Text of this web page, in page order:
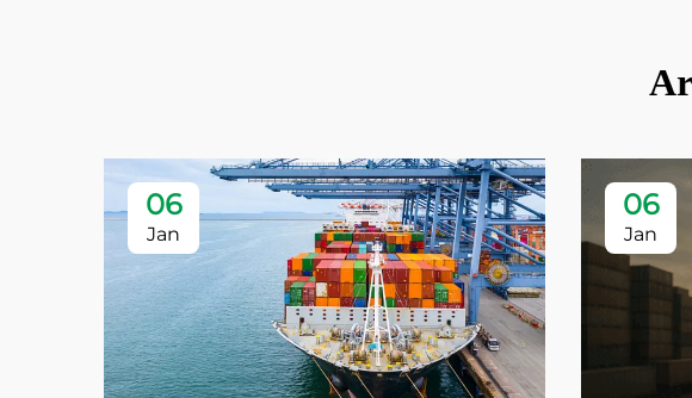
06
Jan
06
Jan